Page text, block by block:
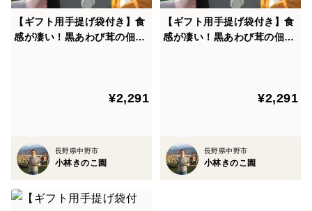
【冷蔵保存】キノコ自身から出る水分で傷んでしまうの
プロック等に入れて冷凍庫で保存してください。1か月
程度保存できます。使用する際は解凍せずにそのままお
ま味や栄養分が溶け出やすくなります。
【ギフト用手提げ袋付き】食
感が凄い！黒あわび茸の佃煮
¥2,291
長野県中野市
小林きのこ園
【ギフト用手提げ袋付き】食
感が凄い！黒あわび茸の佃煮
¥2,291
長野県中野市
小林きのこ園